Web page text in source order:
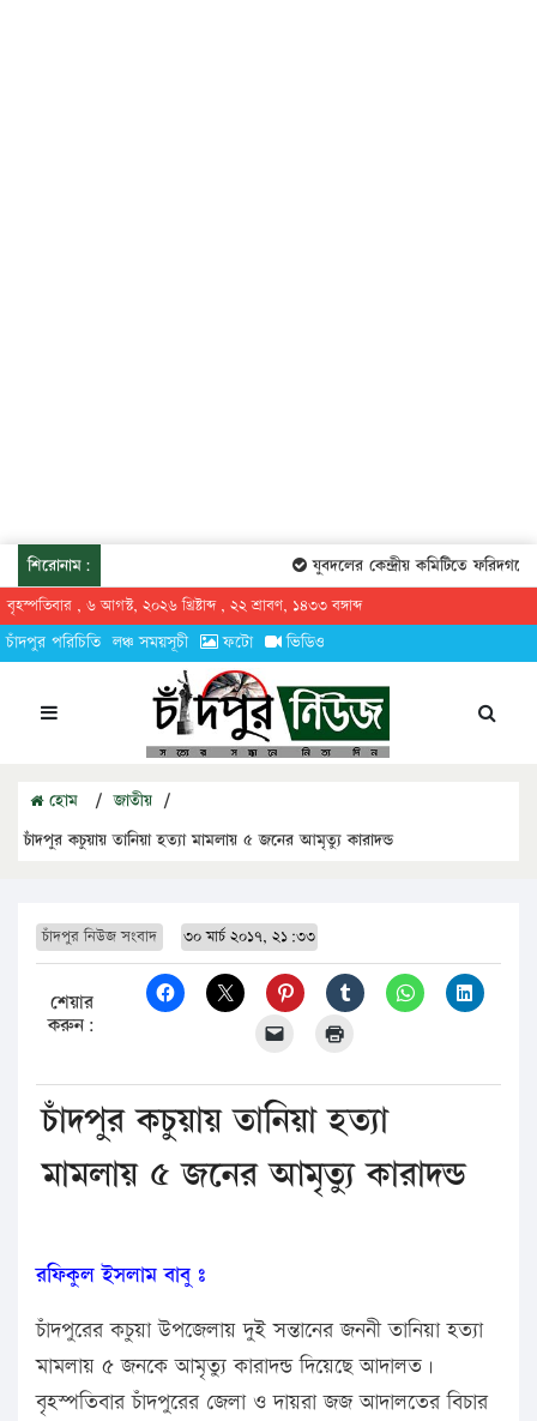
শিরোনাম: যুবদলের কেন্দ্রীয় কমিটিতে ফরিদগঞ্জের
বৃহস্পতিবার , ৬ আগস্ট, ২০২৬ খ্রিষ্টাব্দ , ২২ শ্রাবণ, ১৪৩৩ বঙ্গাব্দ
চাঁদপুর পরিচিতি লঞ্চ সময়সূচী ফটো ভিডিও
হোম / জাতীয় /
চাঁদপুর কচুয়ায় তানিয়া হত্যা মামলায় ৫ জনের আমৃত্যু কারাদন্ড
চাঁদপুর নিউজ সংবাদ ৩০ মার্চ ২০১৭, ২১:৩৩
শেয়ার
করুন:
চাঁদপুর কচুয়ায় তানিয়া হত্যা
মামলায় ৫ জনের আমৃত্যু কারাদন্ড
রফিকুল ইসলাম বাবু ঃ
চাঁদপুরের কচুয়া উপজেলায় দুই সন্তানের জননী তানিয়া হত্যা
মামলায় ৫ জনকে আমৃত্যু কারাদন্ড দিয়েছে আদালত।
বৃহস্পতিবার চাঁদপুরের জেলা ও দায়রা জজ আদালতের বিচার